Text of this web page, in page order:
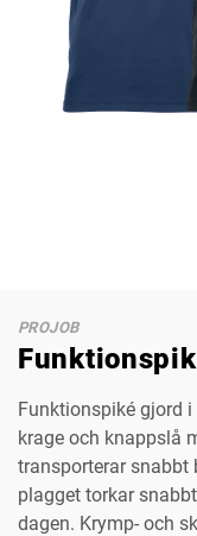
PROJOB
Funktionspiké gjord i
krage och knappslå
transporterar snabbt
plagget torkar
dagen. Krymp- och